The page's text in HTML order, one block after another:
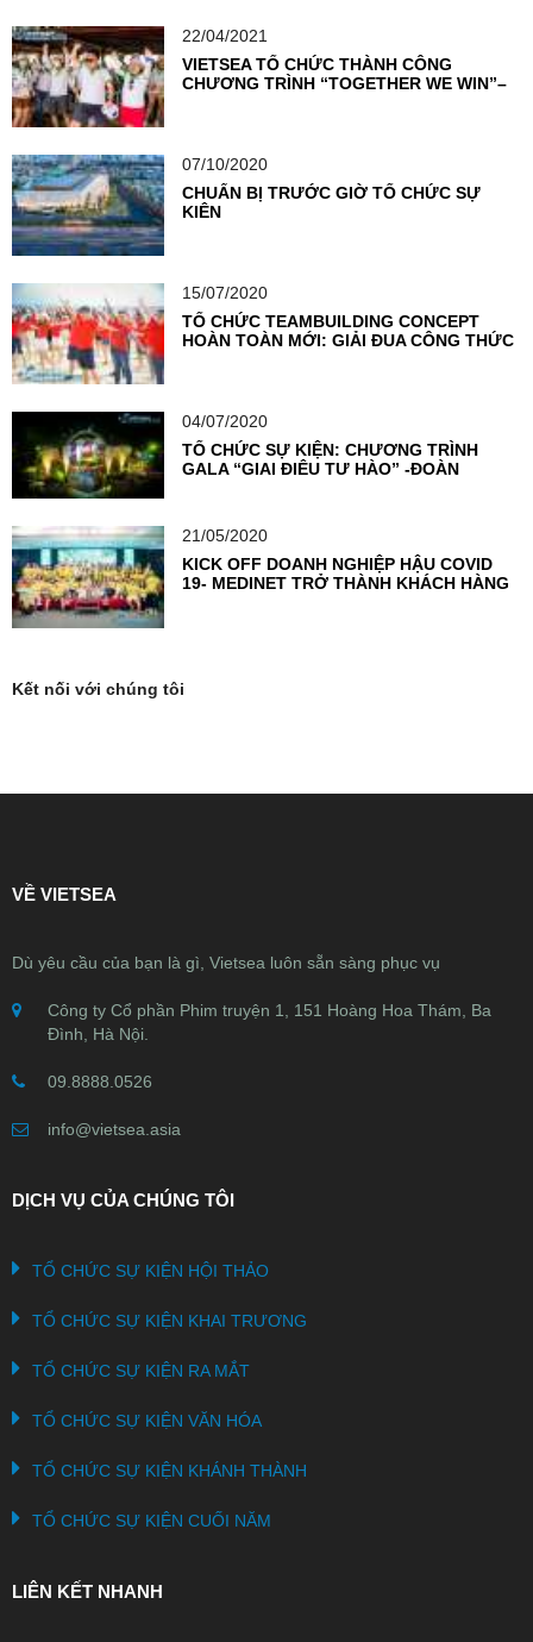
22/04/2021
VIETSEA TỔ CHỨC THÀNH CÔNG
CHƯƠNG TRÌNH “TOGETHER WE WIN”–
07/10/2020
CHUẨN BỊ TRƯỚC GIỜ TỔ CHỨC SỰ
KIỆN
15/07/2020
TỔ CHỨC TEAMBUILDING CONCEPT
HOÀN TOÀN MỚI: GIẢI ĐUA CÔNG THỨC
04/07/2020
TỔ CHỨC SỰ KIỆN: CHƯƠNG TRÌNH
GALA “GIAI ĐIỆU TỰ HÀO” -ĐOÀN
21/05/2020
KICK OFF DOANH NGHIỆP HẬU COVID
19- MEDINET TRỞ THÀNH KHÁCH HÀNG
Kết nối với chúng tôi
VỀ VIETSEA
Dù yêu cầu của bạn là gì, Vietsea luôn sẵn sàng phục vụ
Công ty Cổ phần Phim truyện 1, 151 Hoàng Hoa Thám, Ba
Đình, Hà Nội.
09.8888.0526
info@vietsea.asia
DỊCH VỤ CỦA CHÚNG TÔI
TỔ CHỨC SỰ KIỆN HỘI THẢO
TỔ CHỨC SỰ KIỆN KHAI TRƯƠNG
TỔ CHỨC SỰ KIỆN RA MẮT
TỔ CHỨC SỰ KIỆN VĂN HÓA
TỔ CHỨC SỰ KIỆN KHÁNH THÀNH
TỔ CHỨC SỰ KIỆN CUỐI NĂM
LIÊN KẾT NHANH